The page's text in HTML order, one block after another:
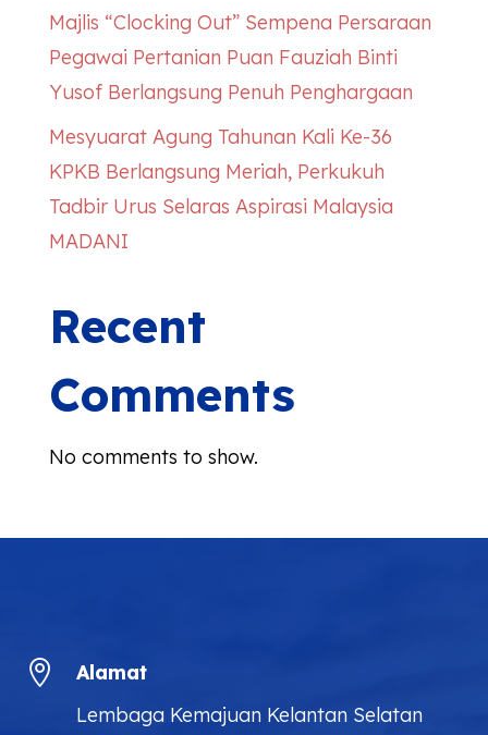
Majlis “Clocking Out” Sempena Persaraan
Pegawai Pertanian Puan Fauziah Binti
Yusof Berlangsung Penuh Penghargaan
Mesyuarat Agung Tahunan Kali Ke-36
KPKB Berlangsung Meriah, Perkukuh
Tadbir Urus Selaras Aspirasi Malaysia
MADANI
Recent
Comments
No comments to show.

Alamat
Lembaga Kemajuan Kelantan Selatan